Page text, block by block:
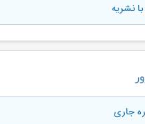
نشریه
جاری